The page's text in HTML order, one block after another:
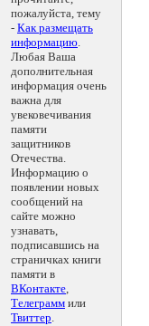
пожалуйста, тему
- Как размещать
информацию.
Любая Ваша
дополнительная
информация очень
важна для
увековечивания
памяти
защитников
Отечества.
Информацию о
появлении новых
сообщений на
сайте можно
узнавать,
подписавшись на
страничках книги
памяти в
ВКонтакте,
Телеграмм или
Твиттер.